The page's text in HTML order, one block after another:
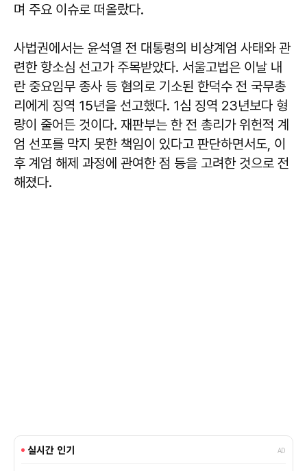
며 주요 이슈로 떠올랐다.
사법권에서는 윤석열 전 대통령의 비상계엄 사태와 관
련한 항소심 선고가 주목받았다. 서울고법은 이날 내
란 중요임무 종사 등 혐의로 기소된 한덕수 전 국무총
리에게 징역 15년을 선고했다. 1심 징역 23년보다 형
량이 줄어든 것이다. 재판부는 한 전 총리가 위헌적 계
엄 선포를 막지 못한 책임이 있다고 판단하면서도, 이
후 계엄 해제 과정에 관여한 점 등을 고려한 것으로 전
해졌다.